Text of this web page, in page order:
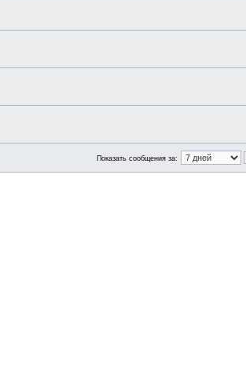
Показать сообщения за: